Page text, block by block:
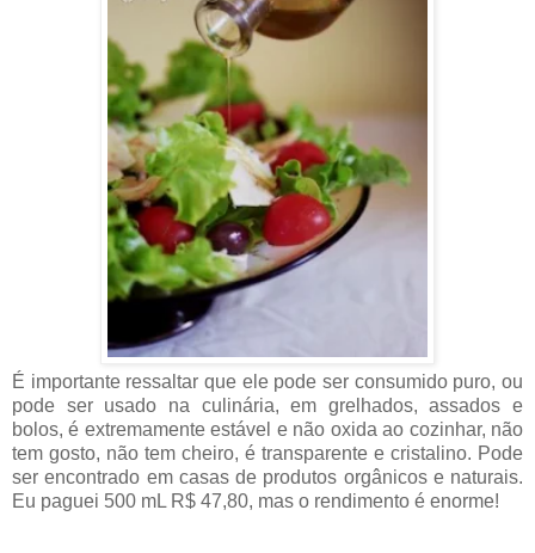
É importante ressaltar que ele pode ser consumido puro, ou
pode ser usado na culinária, em grelhados, assados e
bolos, é extremamente estável e não oxida ao cozinhar, não
tem gosto, não tem cheiro, é transparente e cristalino. Pode
ser encontrado em casas de produtos orgânicos e naturais.
Eu paguei 500 mL R$ 47,80, mas o rendimento é enorme!